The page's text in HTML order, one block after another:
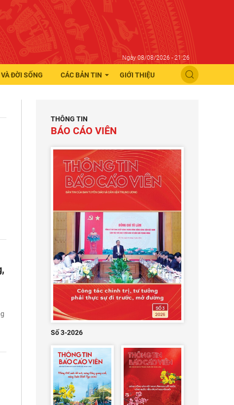
Ngày 08/08/2026 - 21:26
ĐỜI SỐNG CÁC BẢN TIN GIỚI THIỆU
THÔNG TIN
BÁO CÁO VIÊN
Số 3-2026